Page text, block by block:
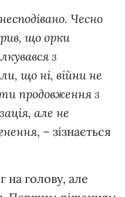
Чесно
що орки
з
що ні, війни не
продовження з
але не
, – зізнається
на голову, але